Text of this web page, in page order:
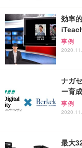
効率
事例
ナガ
ー育
事例
最大